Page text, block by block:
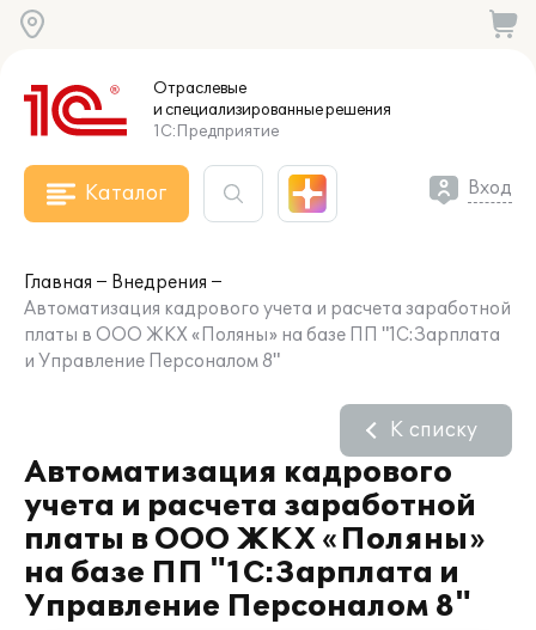
Отраслевые
и специализированныерешения
1С:Предприятие
Каталог Вход
Главная
Внедрения
Автоматизация кадрового учета и расчета заработной
платы в ООО ЖКХ «Поляны» на базе ПП "1С:Зарплата
и Управление Персоналом 8"
Автоматизация кадрового
учета и расчета заработной
платы в ООО ЖКХ «Поляны»
на базе ПП "1С:Зарплата и
Управление Персоналом 8"
К списку